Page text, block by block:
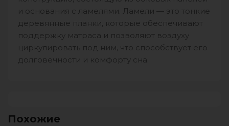
и основания с ламелями. Ламели — это тонкие
деревянные планки, которые обеспечивают
поддержку матраса и позволяют воздуху
циркулировать под ним, что способствует его
долговечности и комфорту сна.
Похожие